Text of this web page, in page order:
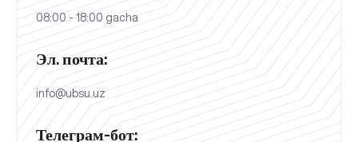
08:00 - 18:00 gacha
Эл. почта:
info@ubsu.uz
Телеграм-бот: